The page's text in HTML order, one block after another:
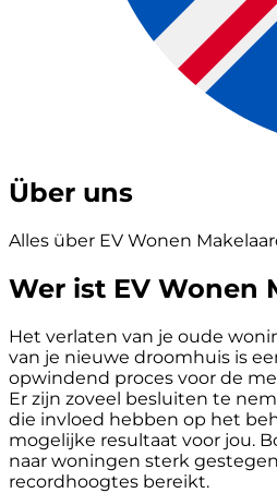
Über uns
Alles über EV Wonen
Wer ist EV Wonen
Het verlaten van je oude
van je nieuwe droomhuis is
opwindend proces voor de
Er zijn zoveel besluiten te
die invloed hebben op het
mogelijke resultaat voor jou.
naar woningen sterk
recordhoogtes bereikt.